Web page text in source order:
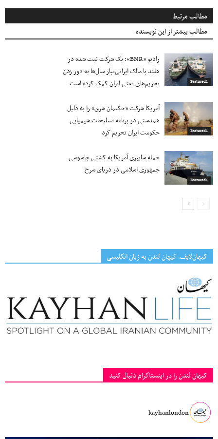
مطالب مرتبط
مطالب بیشتر از این نویسنده
Featured1
رادیو «BNR»: یک شرکت ثبت شده در
هلند با مالک ایرانی‌تبار سال‌ها به دور زدن
تحریم‌های نفتی ایران کمک کرده است
Featured1
آمریکا شرکت «حکیمان شرق» را به دلیل
همدستی در برنامه تسلیحات شیمیایی
حکومت ایران تحریم کرد
Featured1
حمله سایبری آمریکا به کشتی جاسوسی
جمهوری اسلامی در دریای سرخ
کیهان‌لایف، کیهان لندن به زبان انگلیسی
کیهان لندن را در اینستاگرام دنبال کنید
kayhanlondon